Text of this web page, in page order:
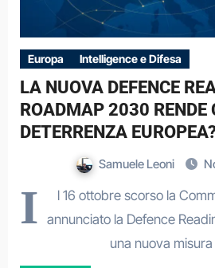
Europa Intelligence e Difesa
LA NUOVA DEFENCE
ROADMAP 2030 RENDE
DETERRENZA
Samuele Leoni
I
l 16 ottobre scorso la
annunciato la Defence
una nuova